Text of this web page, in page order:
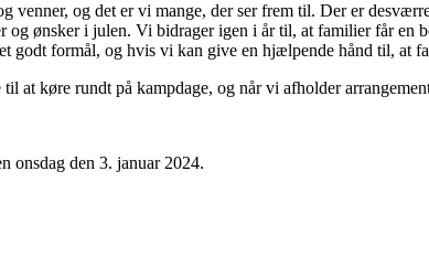
og det er vi mange, der ser frem til. Der er
ønsker i julen. Vi bidrager igen i år til, at familier får en
godt formål, og hvis vi kan give en hjælpende hånd til, at
køre rundt på kampdage, og når vi afholder
onsdag den 3. januar 2024.